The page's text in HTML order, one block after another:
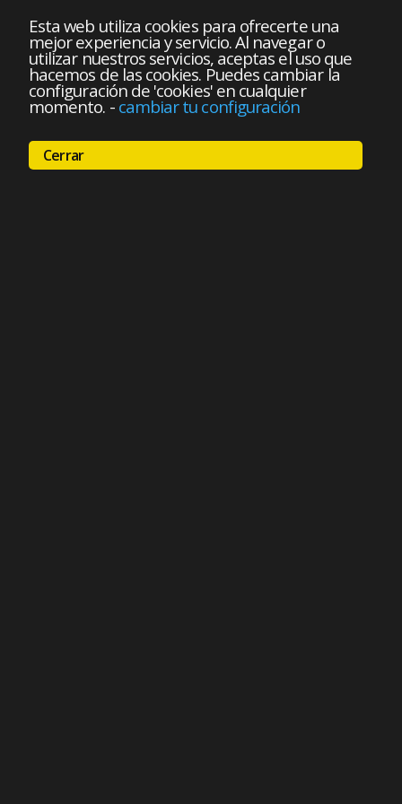
Esta web utiliza cookies para ofrecerte una
mejor experiencia y servicio. Al navegar o
utilizar nuestros servicios, aceptas el uso que
hacemos de las cookies. Puedes cambiar la
configuración de 'cookies' en cualquier
momento. - cambiar tu configuración
Cerrar